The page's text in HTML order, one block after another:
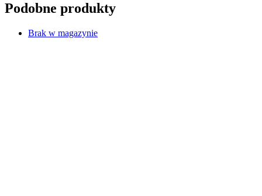
Podobne produkty
Brak w magazynie